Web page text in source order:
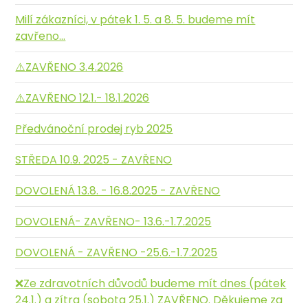
Milí zákazníci, v pátek 1. 5. a 8. 5. budeme mít
zavřeno...
⚠️ZAVŘENO 3.4.2026
⚠️ZAVŘENO 12.1.- 18.1.2026
Předvánoční prodej ryb 2025
STŘEDA 10.9. 2025 - ZAVŘENO
DOVOLENÁ 13.8. - 16.8.2025 - ZAVŘENO
DOVOLENÁ- ZAVŘENO- 13.6.-1.7.2025
DOVOLENÁ - ZAVŘENO -25.6.-1.7.2025
❌️Ze zdravotních důvodů budeme mít dnes (pátek
24.1.) a zítra (sobota 25.1.) ZAVŘENO. Děkujeme za